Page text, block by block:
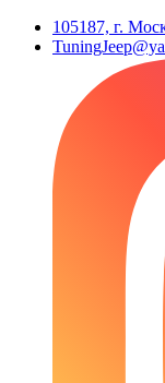
105187, г.